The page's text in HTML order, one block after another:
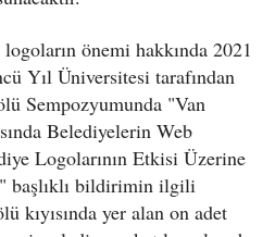
önemi hakkında 2021
Yıl Üniversitesi tarafından
Sempozyumunda "Van
Belediyelerin Web
Logolarının Etkisi Üzerine
başlıklı bildirimin ilgili
kıyısında yer alan on adet